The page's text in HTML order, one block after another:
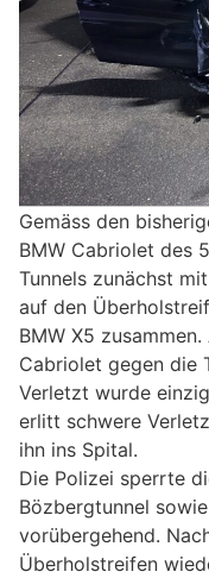
Gemäss den
BMW Cabriolet des
Tunnels zunächst
auf den
BMW X5
Cabriolet gegen die
Verletzt wurde
erlitt schwere
ihn ins Spital.
Die Polizei sperrte
Bözbergtunnel
vorübergehend.
Überholstreifen